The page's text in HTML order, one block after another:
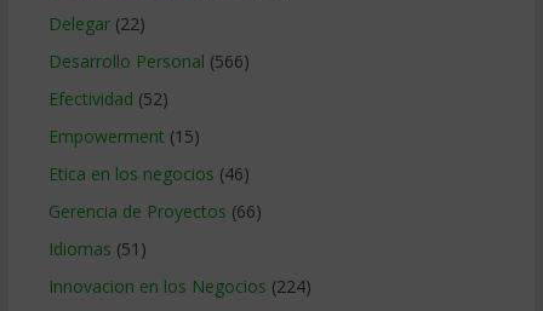
Delegar(22)
Desarrollo Personal (566)
Efectividad (52)
Empowerment (15)
Etica en los negocios (46)
Gerencia de Proyectos (66)
Idiomas (51)
Innovacion en los Negocios (224)